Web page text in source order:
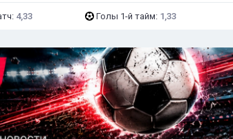
4,33 Голы 1-й тайм: 1,33